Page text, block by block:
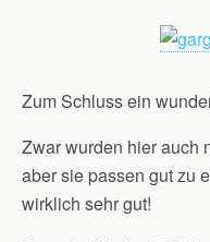
Zum Schluss ein
Zwar wurden hier auch
aber sie passen gut zu
wirklich sehr gut!